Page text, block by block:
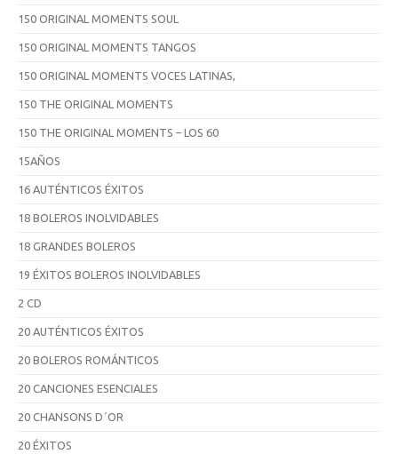
150 ORIGINAL MOMENTS SOUL
150 ORIGINAL MOMENTS TANGOS
150 ORIGINAL MOMENTS VOCES LATINAS,
150 THE ORIGINAL MOMENTS
150 THE ORIGINAL MOMENTS – LOS 60
15AÑOS
16 AUTÉNTICOS ÉXITOS
18 BOLEROS INOLVIDABLES
18 GRANDES BOLEROS
19 ÉXITOS BOLEROS INOLVIDABLES
2 CD
20 AUTÉNTICOS ÉXITOS
20 BOLEROS ROMÁNTICOS
20 CANCIONES ESENCIALES
20 CHANSONS D´OR
20 ÉXITOS